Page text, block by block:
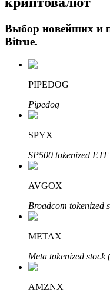
Авто Инвест
Получите
Изучите стейкинг
Выбор новейших и
Bitrue.
PIPEDOG
Pipedog
SPYX
SP500 tokenized
AVGOX
Broadcom tokenized
METAX
Meta tokenized stock
AMZNX